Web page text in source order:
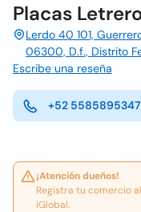
Placas
Lerdo 40 101,
06300, D.f., Distrito
Escribe una reseña
+52 5585895347
¡Atención dueños!
Registra tu comercio
iGlobal.